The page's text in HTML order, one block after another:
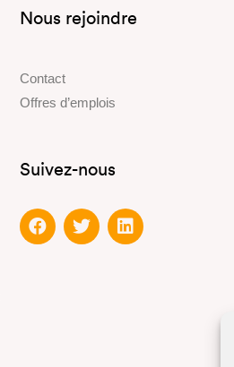
Nous rejoindre
Contact
Offres d’emplois
Suivez-nous